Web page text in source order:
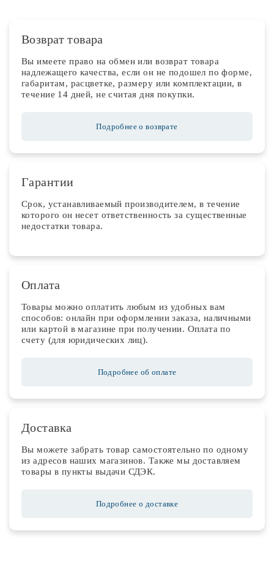
Возврат товара
Вы имеете право на обмен или возврат товара
надлежащего качества, если он не подошел по форме,
габаритам, расцветке, размеру или комплектации, в
течение 14 дней, не считая дня покупки.
Подробнее о возврате
Гарантии
Срок, устанавливаемый производителем, в течение
которого он несет ответственность за существенные
недостатки товара.
Оплата
Товары можно оплатить любым из удобных вам
способов: онлайн при оформлении заказа, наличными
или картой в магазине при получении. Оплата по
счету (для юридических лиц).
Подробнее об оплате
Доставка
Вы можете забрать товар самостоятельно по одному
из адресов наших магазинов. Также мы доставляем
товары в пункты выдачи СДЭК.
Подробнее о доставке